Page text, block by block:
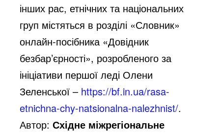
інших рас, етнічних та національних
груп містяться в розділі «Словник»
онлайн-посібника «Довідник
безбар’єрності», розробленого за
ініціативи першої леді Олени
Зеленської – https://bf.in.ua/rasa-
etnichna-chy-natsionalna-nalezhnist/.
Автор:Східне міжрегіональне